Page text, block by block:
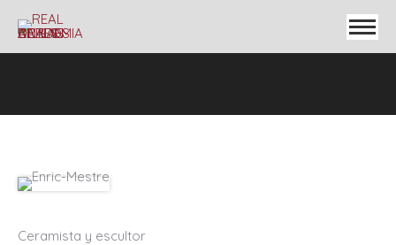
Ceramista y escultor